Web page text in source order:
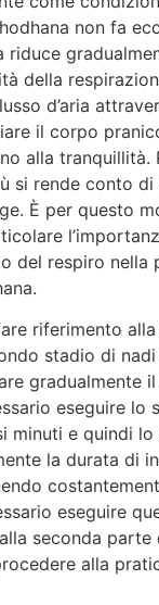
non fa
della
d’aria
il corpo
alla tranquillità.
si rende conto
È per questo
del respiro nella
riferimento
stadio di nadi
gradualmente
eseguire lo
minuti e quindi
la durata di
eseguire
seconda parte
alla